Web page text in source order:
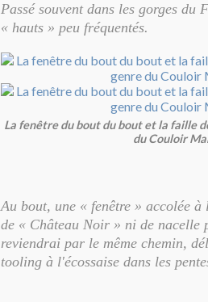
Passé souvent dans les gorges
« hauts » peu fréquentés.
La fenêtre du bout du bout et la faille
du Couloir
Au bout, une « fenêtre » accolée
de « Château Noir » ni de nacelle
reviendrai par le même chemin,
tooling à l'écossaise dans les